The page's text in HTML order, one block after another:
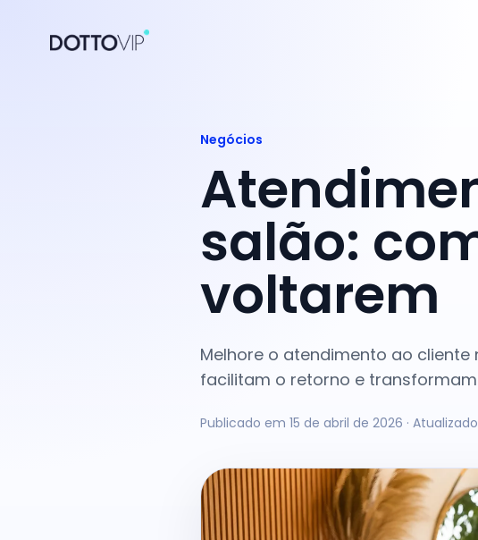
Negócios
salão:
voltarem
Melhore o atendimento ao
facilitam o retorno e
Publicado em 15 de abril de 2026 ·